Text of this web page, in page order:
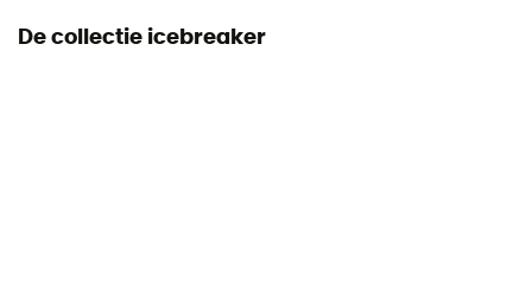
De collectie icebreaker